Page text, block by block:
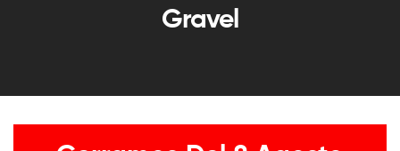
sillin
Gravel